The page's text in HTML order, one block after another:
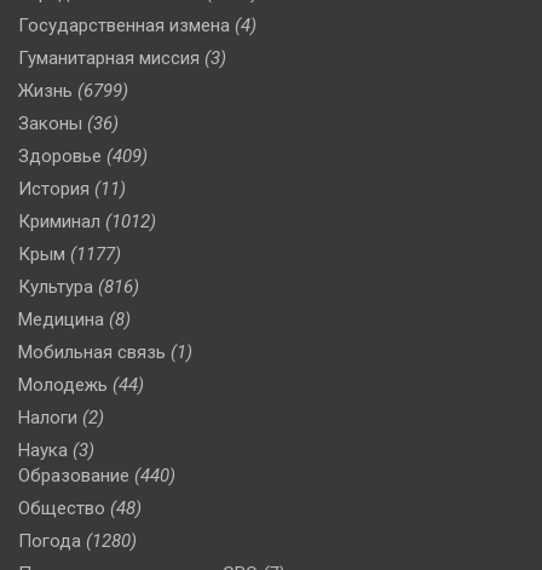
Государственная измена (4)
Гуманитарная миссия (3)
Жизнь (6799)
Законы (36)
Здоровье (409)
История (11)
Криминал (1012)
Крым (1177)
Культура (816)
Медицина (8)
Мобильная связь (1)
Молодежь (44)
Налоги (2)
Наука (3)
Образование (440)
Общество (48)
Погода (1280)